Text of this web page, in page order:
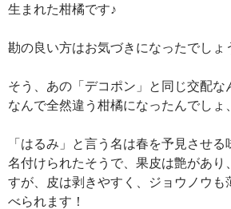
生まれた柑橘です♪
勘の良い方はお気づきになったでしょ
そう、あの「デコポン」と同じ交配な
なんで全然違う柑橘になったんでしょ
「はるみ」と言う名は春を予見させ
名付けられたそうで、果皮は艶があり
すが、皮は剥きやすく、ジョウノウも
べられます！